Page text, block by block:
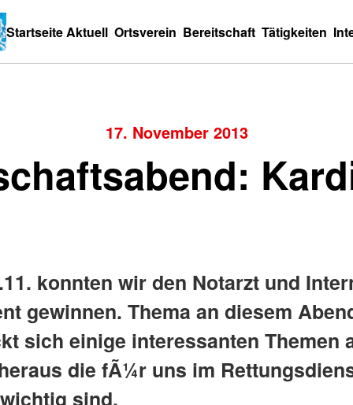
StartseiteAktuell Ortsverein Bereitschaft Tätigkeiten
17. November 2013
konnten wir den Notarzt und
gewinnen. Thema an diesem
sich einige interessanten Themen
die fÃ¼r uns im
sind.